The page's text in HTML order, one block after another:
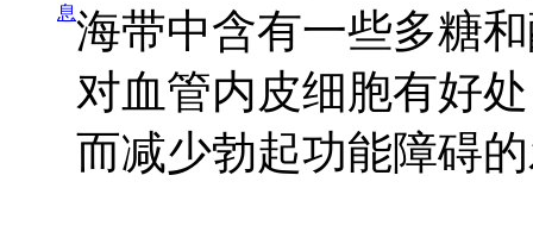
息海带中含有一些多糖
对血管内皮细胞有好
而减少勃起功能障碍